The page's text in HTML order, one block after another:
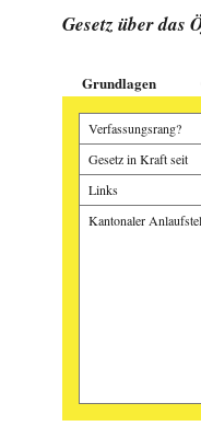
Gesetz über das
Grundlagen
Verfassungsrang?
Gesetz in Kraft seit
Links
Kantonaler